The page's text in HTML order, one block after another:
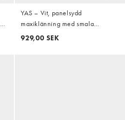
YAS – Vit, panelsydd
maxiklänning med smala
axelband och volang
929,00 SEK